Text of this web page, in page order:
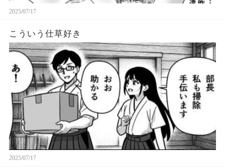
2025/07/17
こういう仕草好き
2025/07/17